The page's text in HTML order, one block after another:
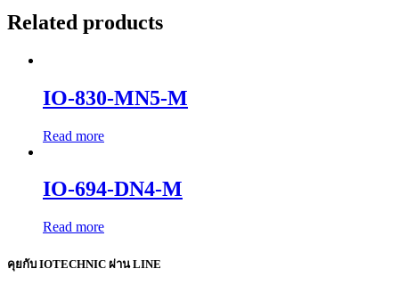
Related products
IO-830-MN5-M
Read more
IO-694-DN4-M
Read more
คุยกับ IOTECHNIC ผ่าน LINE